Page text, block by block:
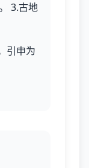
3.古地
引申为